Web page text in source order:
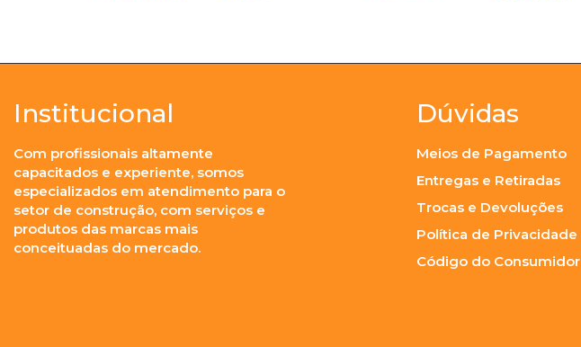
Institucional
Com profissionais altamente
capacitados e experiente, somos
especializados em atendimento para o
setor de construção, com serviços e
produtos das marcas mais
conceituadas do mercado.
Dúvidas
Meios de Pagamento
Entregas e Retiradas
Trocas e Devoluções
Política de Privacidade
Código do Consumidor